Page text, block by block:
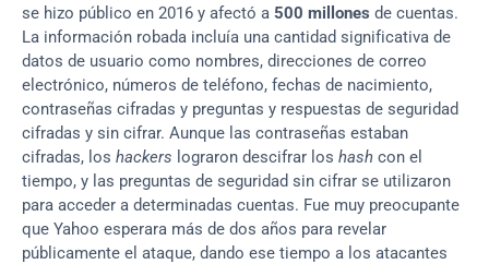
se hizo público en 2016 y afectó a 500 millones de cuentas.
La información robada incluía una cantidad significativa de
datos de usuario como nombres, direcciones de correo
electrónico, números de teléfono, fechas de nacimiento,
contraseñas cifradas y preguntas y respuestas de seguridad
cifradas y sin cifrar. Aunque las contraseñas estaban
cifradas, los hackers lograron descifrar los hash con el
tiempo, y las preguntas de seguridad sin cifrar se utilizaron
para acceder a determinadas cuentas. Fue muy preocupante
que Yahoo esperara más de dos años para revelar
públicamente el ataque, dando ese tiempo a los atacantes